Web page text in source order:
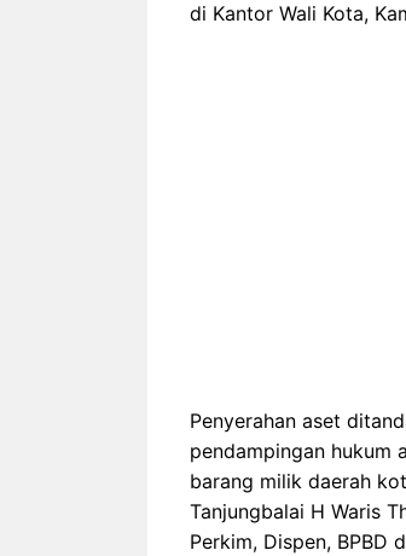
di Kantor Wali Kota,
Penyerahan aset
pendampingan hukum
barang milik daerah
Tanjungbalai H Waris
Perkim, Dispen, BPBD